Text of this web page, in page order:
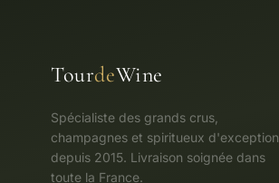
TourdeWine
Spécialiste des grands crus,
champagnes et spiritueux d'exception
depuis 2015. Livraison soignée dans
toute la France.